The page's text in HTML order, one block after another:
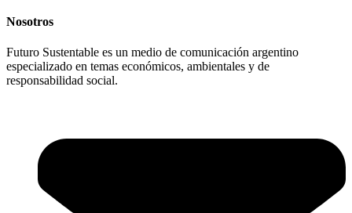
Nosotros
Futuro Sustentable es un medio de comunicación argentino
especializado en temas económicos, ambientales y de
responsabilidad social.